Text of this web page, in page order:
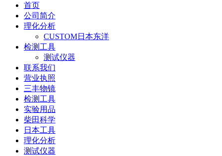
首页
公司简介
理化分析
CUSTOM日本东洋
检测工具
测试仪器
联系我们
营业执照
三丰物镜
检测工具
实验用品
柴田科学
日本工具
理化分析
测试仪器